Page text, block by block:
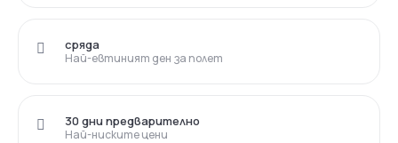
Най-евтиният ден за полет
сряда
Най-ниските цени
30 дни предварително